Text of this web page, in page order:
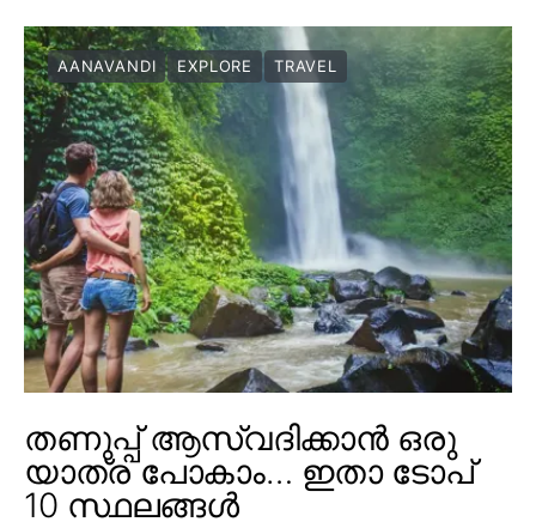
AANAVANDI EXPLORE TRAVEL
തണുപ്പ് ആസ്വദിക്കാൻ ഒരു
യാത്ര പോകാം… ഇതാ ടോപ്
10 സ്ഥലങ്ങൾ